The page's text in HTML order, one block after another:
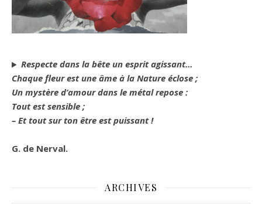
Respecte dans la bête un esprit agissant…
Chaque fleur est une âme à la Nature éclose ;
Un mystère d’amour dans le métal repose :
Tout est sensible ;
– Et tout sur ton être est puissant !
G. de Nerval.
ARCHIVES